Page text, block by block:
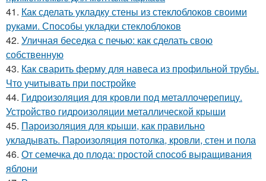
41. Как сделать укладку стены из стеклоблоков своими
руками. Способы укладки стеклоблоков
42. Уличная беседка с печью: как сделать свою
собственную
43. Как сварить ферму для навеса из профильной трубы.
Что учитывать при постройке
44. Гидроизоляция для кровли под металлочерепицу.
Устройство гидроизоляции металлической крыши
45. Пароизоляция для крыши, как правильно
укладывать. Пароизоляция потолка, кровли, стен и пола
46. От семечка до плода: простой способ выращивания
яблони